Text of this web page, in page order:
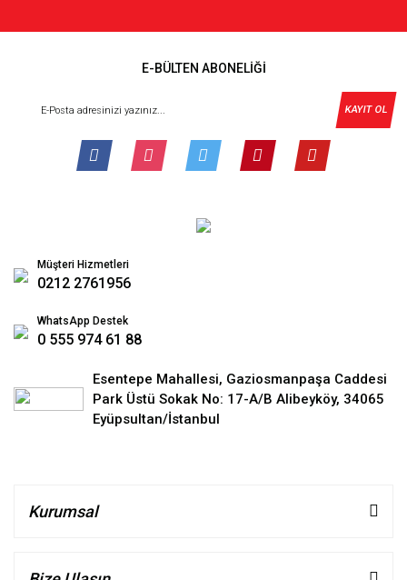
E-BÜLTEN ABONELİĞİ
KAYIT OL
Müşteri Hizmetleri
0212 2761956
WhatsApp Destek
0 555 974 61 88
Esentepe Mahallesi, Gaziosmanpaşa Caddesi
Park Üstü Sokak No: 17-A/B Alibeyköy, 34065
Eyüpsultan/İstanbul
Kurumsal